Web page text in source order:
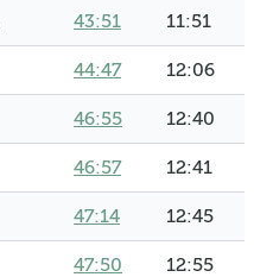
43:51 11:51
44:47 12:06
46:55 12:40
46:57 12:41
47:14 12:45
47:50 12:55